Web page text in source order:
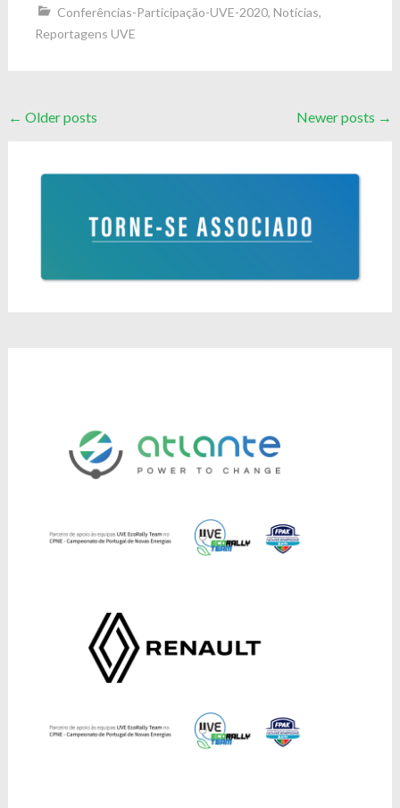
Conferências-Participação-UVE-2020, Notícias,
Reportagens UVE
Posts
← Older posts Newer posts →